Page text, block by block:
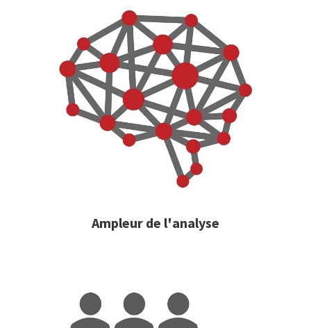
Ampleur de l'analyse